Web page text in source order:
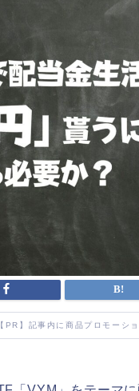
【PR】記事内に商品プロモーシ